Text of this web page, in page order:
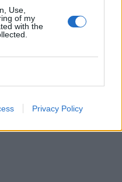
Use,
of my
with the
Privacy Policy
στη Novibet με το